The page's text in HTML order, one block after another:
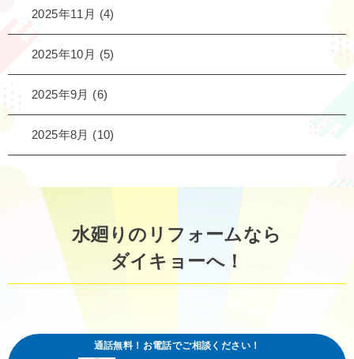
2025年11月 (4)
2025年10月 (5)
2025年9月 (6)
2025年8月 (10)
水廻りのリフォームなら
ダイキョーへ！
通話無料！お電話でご相談ください！